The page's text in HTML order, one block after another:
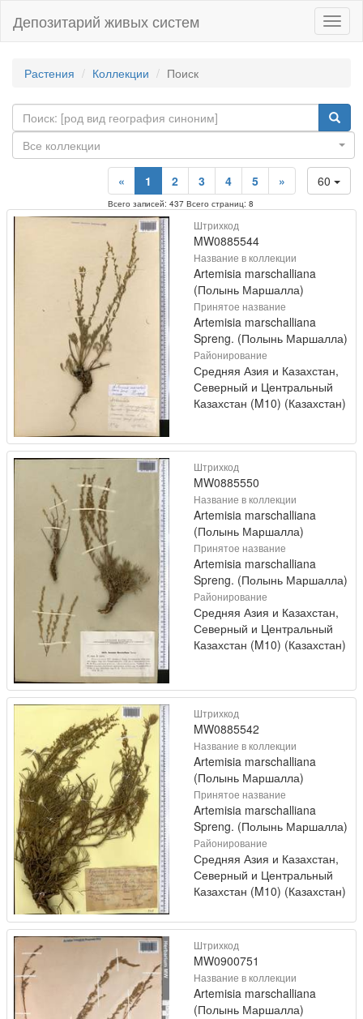
Депозитарий живых систем
Растения Коллекции Поиск
Все коллекции
60
« 1 2 3 4 5 »
Всего записей: 437 Всего страниц: 8
Штрихкод
MW0885544
Название в коллекции
Artemisia marschalliana
(Полынь Маршалла)
Принятое название
Artemisia marschalliana
Spreng. (Полынь Маршалла)
Районирование
Средняя Азия и Казахстан,
Северный и Центральный
Казахстан (M10) (Казахстан)
Штрихкод
MW0885550
Название в коллекции
Artemisia marschalliana
(Полынь Маршалла)
Принятое название
Artemisia marschalliana
Spreng. (Полынь Маршалла)
Районирование
Средняя Азия и Казахстан,
Северный и Центральный
Казахстан (M10) (Казахстан)
Штрихкод
MW0885542
Название в коллекции
Artemisia marschalliana
(Полынь Маршалла)
Принятое название
Artemisia marschalliana
Spreng. (Полынь Маршалла)
Районирование
Средняя Азия и Казахстан,
Северный и Центральный
Казахстан (M10) (Казахстан)
Штрихкод
MW0900751
Название в коллекции
Artemisia marschalliana
(Полынь Маршалла)